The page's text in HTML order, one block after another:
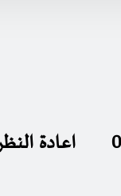
بدورة 05
اعادة